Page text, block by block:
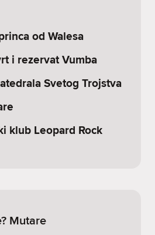
od Walesa
i rezervat Vumba
Svetog Trojstva
klub Leopard Rock
Mutare